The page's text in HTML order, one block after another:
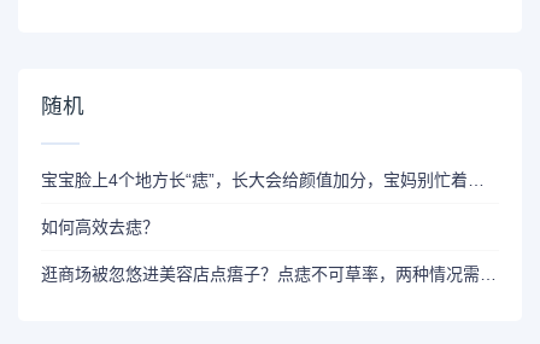
随机
宝宝脸上4个地方长“痣”，长大会给颜值加分，宝妈别忙着点掉
如何高效去痣？
逛商场被忽悠进美容店点痦子？点痣不可草率，两种情况需要警惕